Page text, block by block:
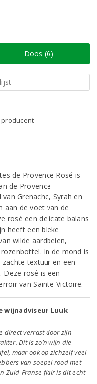
Doos (6)
de Provence Rosé is
de Provence
Grenache, Syrah en
aan de voet van de
rosé een delicate balans
heeft een bleke
wilde aardbeien,
In de mond is
textuur en een
Deze rosé is een
van Sainte-Victoire.
wijnadviseur Luuk
direct verrast door zijn
Dit is zo’n wijn die
maar ook op zichzelf veel
van soepel rood met
Zuid-Franse flair is dit echt